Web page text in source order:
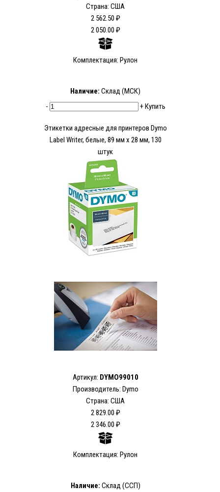
Страна: США
2 562.50 ₽
2 050.00 ₽
Комплектация: Рулон
Наличие: Склад (МСК)
-
+Купить
Этикетки адресные для принтеров Dymo
Label Writer, белые, 89 мм x 28 мм, 130
штук
Артикул: DYMO99010
Производитель: Dymo
Страна: США
2 829.00 ₽
2 346.00 ₽
Комплектация: Рулон
Наличие: Склад (ССП)